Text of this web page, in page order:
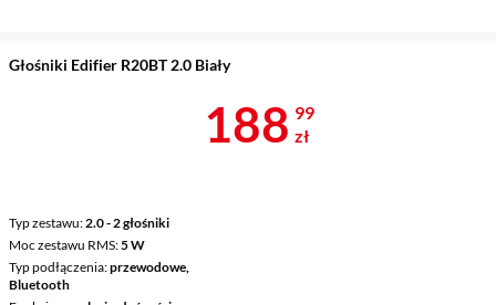
Głośniki Edifier R20BT 2.0 Biały
Typ zestawu 2.0 - 2 głośniki
Moc zestawu RMS 5 W
Typ podłączenia przewodowe,
Bluetooth
Cena 188,99
188 99
zł